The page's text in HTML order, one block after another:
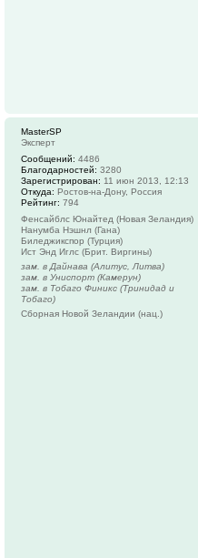
MasterSP
Эксперт
Сообщений: 4486
Благодарностей: 3280
Зарегистрирован: 11 июн 2013, 12:13
Откуда: Ростов-на-Дону, Россия
Рейтинг: 794
Фенсайблс Юнайтед (Новая Зеландия)
Нанумба Нэшнл (Гана)
Биледжикспор (Турция)
Ист Энд Иглс (Брит. Виргины)
зам. в Дайнава (Алитус, Литва)
зам. в Униспорт (Камерун)
зам. в Тобаго Финикс (Тринидад и
Тобаго)
Сборная Новой Зеландии (нац.)